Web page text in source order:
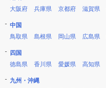
大阪府
兵庫県 京都府 滋賀県
中国
鳥取県
島根県 岡山県 広島県
四国
徳島県
香川県 愛媛県 高知県
九州・沖縄